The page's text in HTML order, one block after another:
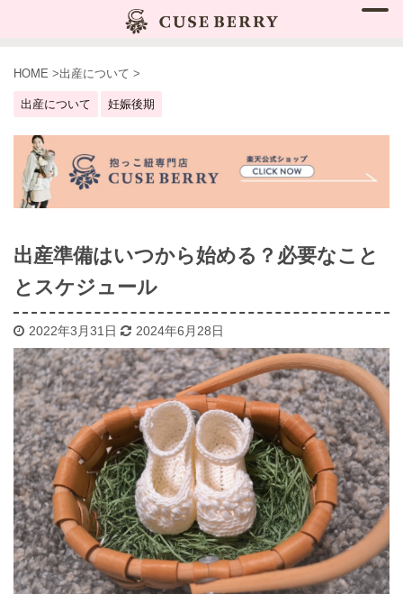
HOME >出産について >
出産について 妊娠後期
出産準備はいつから始める？必要なこと
とスケジュール
2022年3月31日 2024年6月28日